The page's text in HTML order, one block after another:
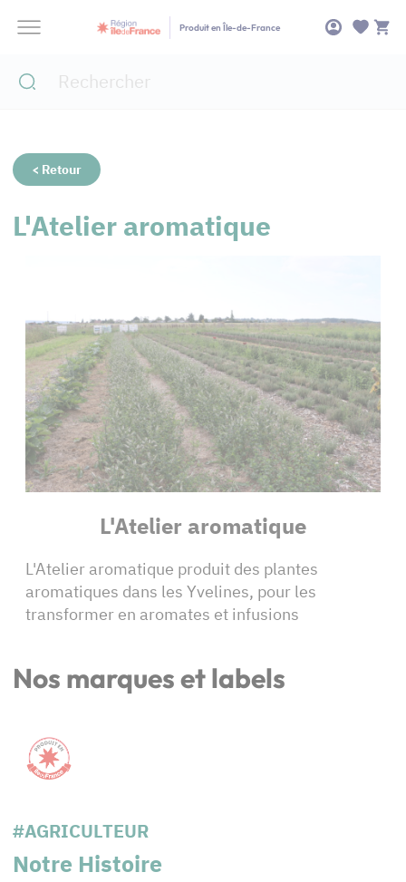
Produit en Île-de-France
< Retour
L'Atelier aromatique
L'Atelier aromatique
L'Atelier aromatique produit des plantes
aromatiques dans les Yvelines, pour les
transformer en aromates et infusions
Nos marques et labels
#AGRICULTEUR
Notre Histoire